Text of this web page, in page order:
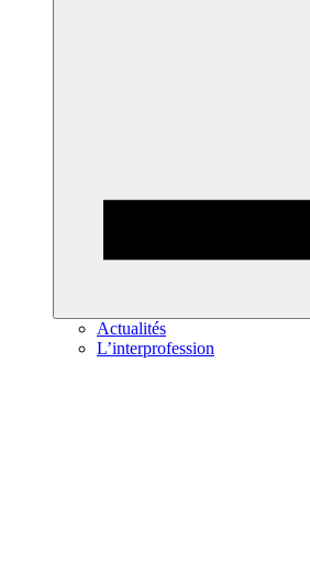
Actualités
L’interprofession